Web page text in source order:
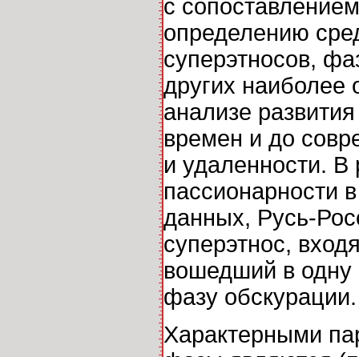
с
определению
суперэтносов,
других наиболее
анализе
времен и до
и удаленности. В
пассионарности
данных, Русь-
суперэтнос,
вошедший в одну
фазу обскурации.
Характерными